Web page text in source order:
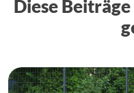
Diese